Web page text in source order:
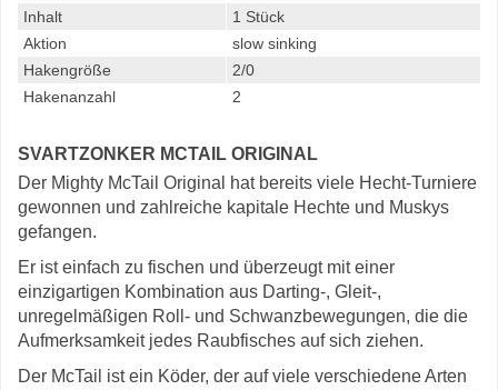
Inhalt
1 Stück
Aktion
slow sinking
Hakengröße
2/0
Hakenanzahl
2
SVARTZONKER MCTAIL ORIGINAL
Der Mighty McTail Original hat bereits viele Hecht-Turniere
gewonnen und zahlreiche kapitale Hechte und Muskys
gefangen.
Er ist einfach zu fischen und überzeugt mit einer
einzigartigen Kombination aus Darting-, Gleit-,
unregelmäßigen Roll- und Schwanzbewegungen, die die
Aufmerksamkeit jedes Raubfisches auf sich ziehen.
Der McTail ist ein Köder, der auf viele verschiedene Arten